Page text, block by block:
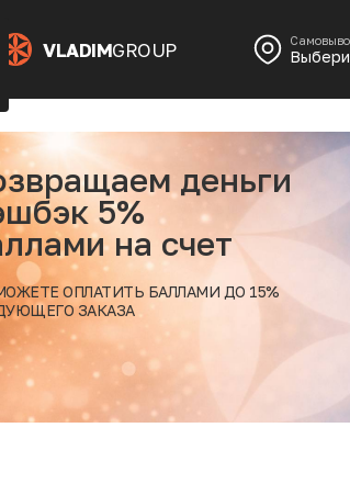
VLADIMGROUP
деньги
5%
на счет
ОПЛАТИТЬ БАЛЛАМИ ДО 15%
ЗАКАЗА